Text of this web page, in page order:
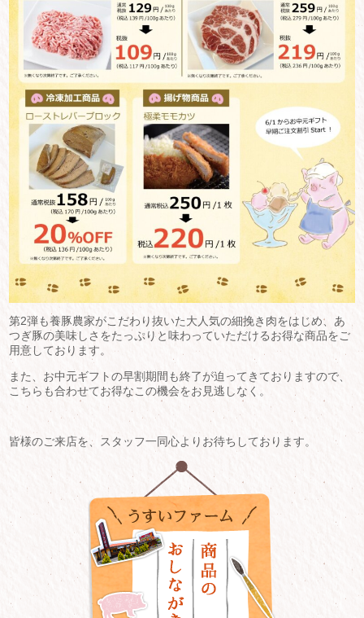
第2弾も養豚農家がこだわり抜いた大人気の細挽き肉をはじめ、あ
つぎ豚の美味しさをたっぷりと味わっていただけるお得な商品をご
用意しております。
また、お中元ギフトの早割期間も終了が迫ってきておりますので、
こちらも合わせてお得なこの機会をお見逃しなく。
皆様のご来店を、スタッフ一同心よりお待ちしております。